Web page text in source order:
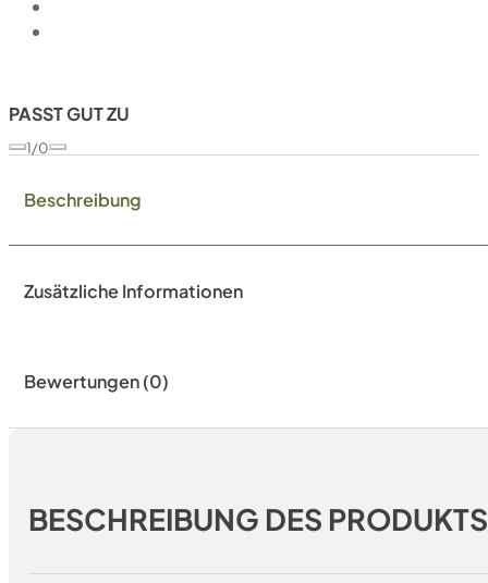
PASST GUT ZU
1/0
Beschreibung
Zusätzliche Informationen
Bewertungen (0)
BESCHREIBUNG DES PRODUKTS